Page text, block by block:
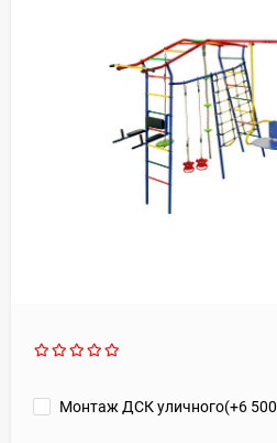
Монтаж ДСК уличного(+6 500